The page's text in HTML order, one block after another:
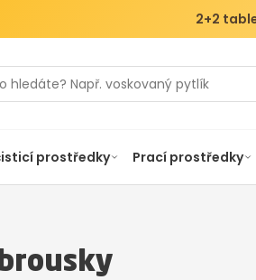
2+2
prostředky Prací prostředky